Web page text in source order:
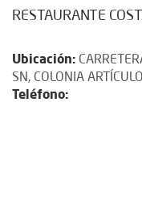
RESTAURANTE
Ubicación:
SN, COLONIA
Teléfono: